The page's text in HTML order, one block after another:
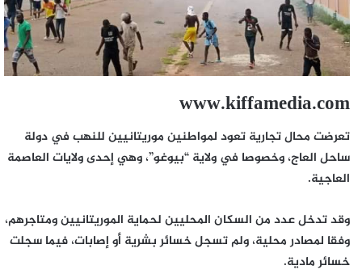
www.kiffamedia.com
تعرضت محال تجارية تعود لمواطنين موريتانيين للنهب في دولة
ساحل العاج، وخصوصا في ولاية “بيوغو”، وهي إحدى ولايات العاصمة
العاجية.
وقد تدخل عدد من السكان المحليين لحماية الموريتانيين ومتاجرهم،
وفقا لمصادر محلية، ولم تسجل خسائر بشرية أو إصابات، فيما سجلت
خسائر مادية.